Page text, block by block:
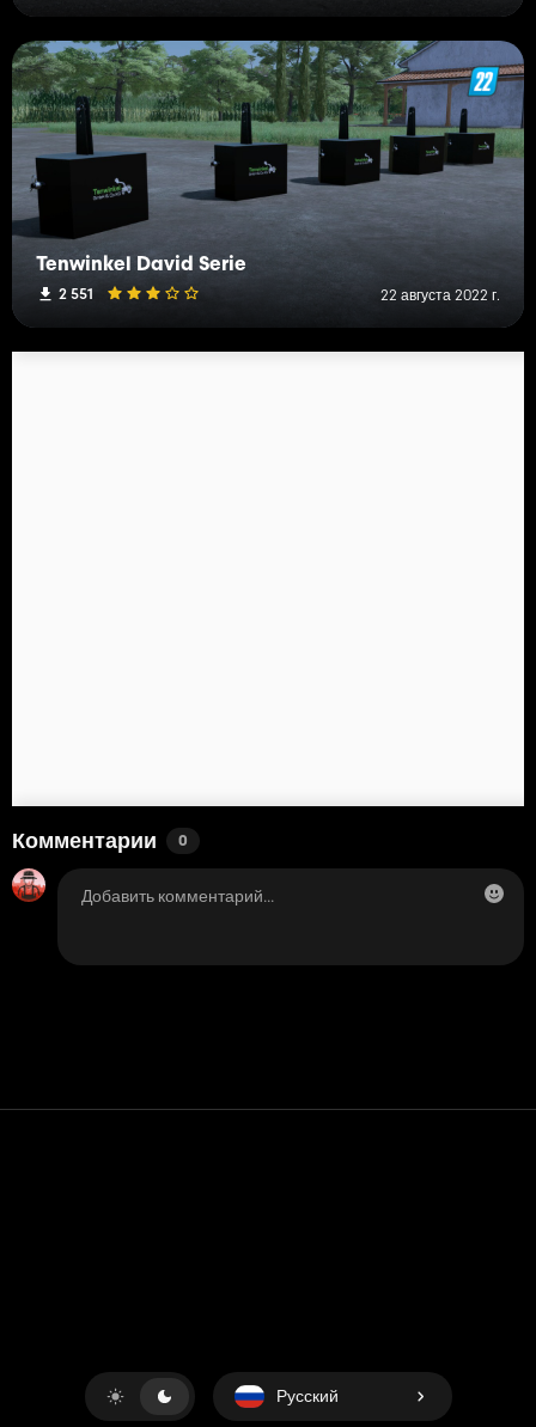
Tenwinkel David Serie
2 551 22 августа 2022 г.
Комментарии 0
Русский